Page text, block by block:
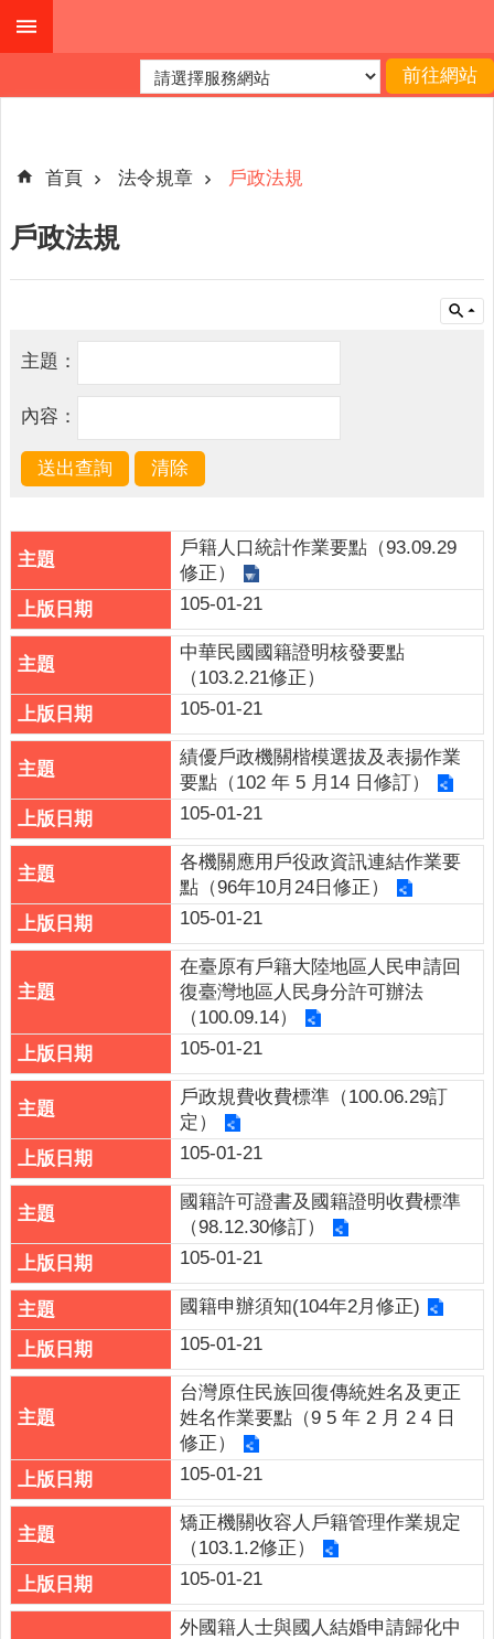
跳到主要內容區塊
階
縣
服
園
地
欄
便
民
服
務
統
計
資
法
規
章
FAQ
網
導
覽
雲
林
縣
府
網
站
安
全
政
私
權
政
策
政
府
首頁 法令規章 戶政法規
戶政法規
主題：
內容：
戶籍人口統計作業要點（93.09.29
修正）
105-01-21
中華民國國籍證明核發要點
（103.2.21修正）
105-01-21
績優戶政機關楷模選拔及表揚作業
要點（102 年 5 月14 日修訂）
105-01-21
各機關應用戶役政資訊連結作業要
點（96年10月24日修正）
105-01-21
在臺原有戶籍大陸地區人民申請回
復臺灣地區人民身分許可辦法
（100.09.14）
105-01-21
戶政規費收費標準（100.06.29訂
定）
105-01-21
國籍許可證書及國籍證明收費標準
（98.12.30修訂）
105-01-21
國籍申辦須知(104年2月修正)
105-01-21
台灣原住民族回復傳統姓名及更正
姓名作業要點（9 5 年 2 月 2 4 日
修正）
105-01-21
矯正機關收容人戶籍管理作業規定
（103.1.2修正）
105-01-21
外國籍人士與國人結婚申請歸化中